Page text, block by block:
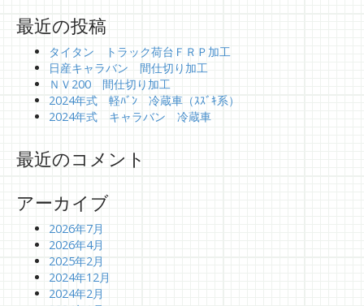
c
最近の投稿
タイタン トラック荷台ＦＲＰ加工
日産キャラバン 間仕切り加工
ＮＶ200 間仕切り加工
2024年式 軽ﾊﾞﾝ 冷蔵車（ｽｽﾞｷ系）
2024年式 キャラバン 冷蔵車
最近のコメント
アーカイブ
2026年7月
2026年4月
2025年2月
2024年12月
2024年2月